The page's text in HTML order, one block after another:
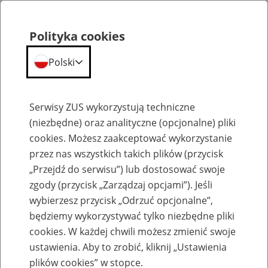
Aktualności
Rezerwuj wizyty w Zakładzie Ubezpieczeń
Społecznych i wygodnie załatwiaj swoje
Polityka cookies
Polski
Serwisy ZUS wykorzystują techniczne
(niezbędne) oraz analityczne (opcjonalne) pliki
cookies. Możesz zaakceptować wykorzystanie
przez nas wszystkich takich plików (przycisk
„Przejdź do serwisu”) lub dostosować swoje
zgody (przycisk „Zarządzaj opcjami”). Jeśli
wybierzesz przycisk „Odrzuć opcjonalne”,
będziemy wykorzystywać tylko niezbędne pliki
cookies. W każdej chwili możesz zmienić swoje
ustawienia. Aby to zrobić, kliknij „Ustawienia
plików cookies” w stopce.